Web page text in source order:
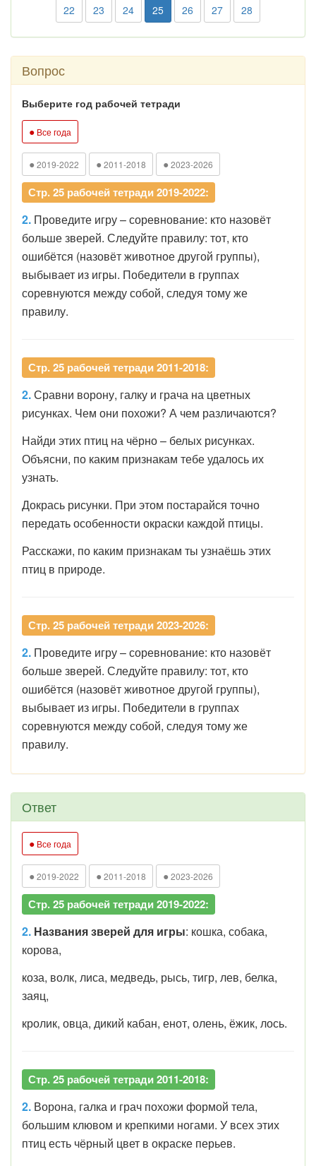
22 23 24 25 26 27 28
Вопрос
Выберите год рабочей тетради
● Все года
● 2019-2022 ● 2011-2018 ● 2023-2026
Стр. 25 рабочей тетради 2019-2022:
2. Проведите игру – соревнование: кто назовёт
больше зверей. Следуйте правилу: тот, кто
ошибётся (назовёт животное другой группы),
выбывает из игры. Победители в группах
соревнуются между собой, следуя тому же
правилу.
Стр. 25 рабочей тетради 2011-2018:
2.Сравни ворону, галку и грача на цветных
рисунках. Чем они похожи? А чем различаются?
Найди этих птиц на чёрно – белых рисунках.
Объясни, по каким признакам тебе удалось их
узнать.
Докрась рисунки. При этом постарайся точно
передать особенности окраски каждой птицы.
Расскажи, по каким признакам ты узнаёшь этих
птиц в природе.
Стр. 25 рабочей тетради 2023-2026:
2. Проведите игру – соревнование: кто назовёт
больше зверей. Следуйте правилу: тот, кто
ошибётся (назовёт животное другой группы),
выбывает из игры. Победители в группах
соревнуются между собой, следуя тому же
правилу.
Ответ
● Все года
● 2019-2022 ● 2011-2018 ● 2023-2026
Стр. 25 рабочей тетради 2019-2022:
2. Названия зверей для игры: кошка, собака,
корова,
коза, волк, лиса, медведь, рысь, тигр, лев, белка,
заяц,
кролик, овца, дикий кабан, енот, олень, ёжик, лось.
Стр. 25 рабочей тетради 2011-2018:
2. Ворона, галка и грач похожи формой тела,
большим клювом и крепкими ногами. У всех этих
птиц есть чёрный цвет в окраске перьев.